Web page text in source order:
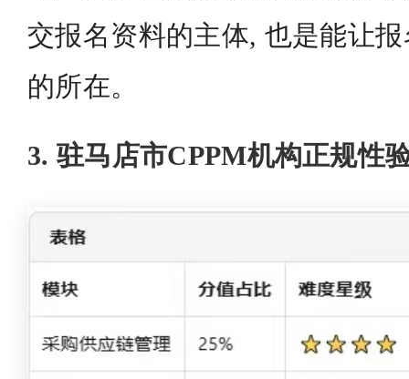
交报名资料的主体, 也是能让
的所在。
3. 驻马店市CPPM机构正规性